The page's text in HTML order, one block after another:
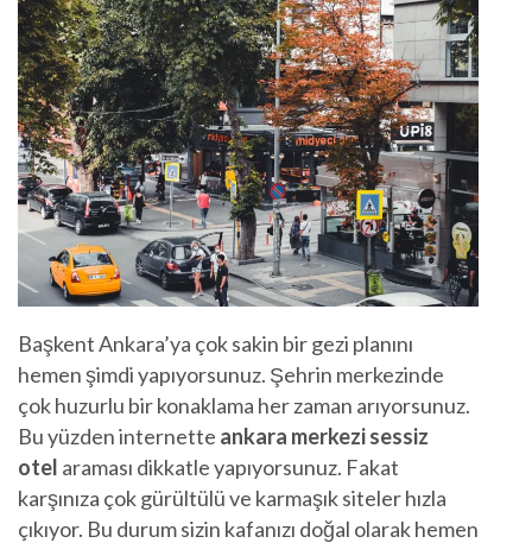
Başkent Ankara’ya çok sakin bir gezi planını
hemen şimdi yapıyorsunuz. Şehrin merkezinde
çok huzurlu bir konaklama her zaman arıyorsunuz.
Bu yüzden internette ankara merkezi sessiz
otel araması dikkatle yapıyorsunuz. Fakat
karşınıza çok gürültülü ve karmaşık siteler hızla
çıkıyor. Bu durum sizin kafanızı doğal olarak hemen